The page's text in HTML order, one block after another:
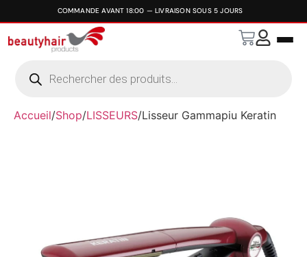
Accueil/Shop/LISSEURS/Lisseur Gammapiu Keratin